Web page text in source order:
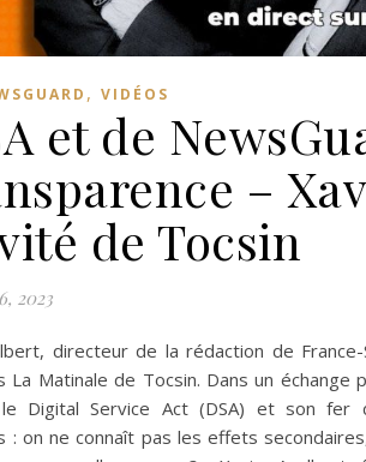
, VIDÉOS
et de
–
de Tocsin
2023
directeur de la rédaction de
Matinale de Tocsin. Dans un échange
Digital Service Act (DSA) et son fer
: on ne connaît pas les effets